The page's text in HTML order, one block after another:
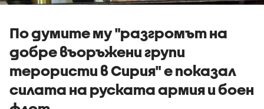
По думите му "разгромът на
добре въоръжени групи
терористи в Сирия" е показал
силата на руската армия и боен